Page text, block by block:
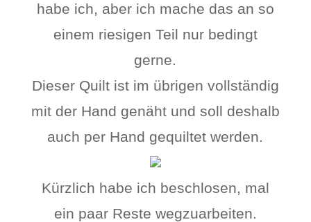
habe ich, aber ich mache das an so
einem riesigen Teil nur bedingt
gerne.
Dieser Quilt ist im übrigen vollständig
mit der Hand genäht und soll deshalb
auch per Hand gequiltet werden.
Kürzlich habe ich beschlosen, mal
ein paar Reste wegzuarbeiten.